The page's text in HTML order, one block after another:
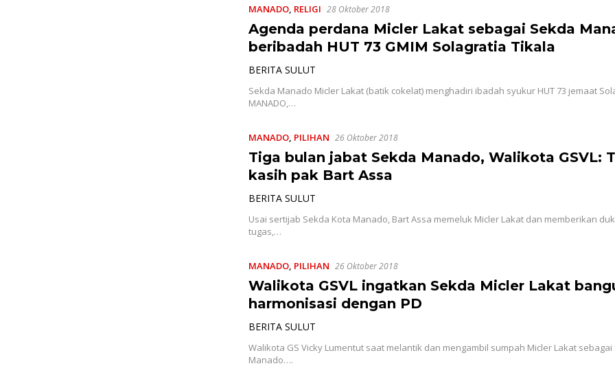
MANADO, RELIGI 28 Oktober 2018
Agenda perdana Micler Lakat sebagai Sekda
beribadah HUT 73 GMIM Solagratia Tikala
BERITA SULUT
Sekda Manado Micler Lakat (batik cokelat) menghadiri ibadah syukur HUT 73 jemaat
MANADO,…
MANADO, PILIHAN 26 Oktober 2018
Tiga bulan jabat Sekda Manado, Walikota GSVL:
kasih pak Bart Assa
BERITA SULUT
Usai sertijab Sekda Kota Manado, Bart Assa memeluk Micler Lakat dan memberikan
tugas,…
MANADO, PILIHAN 26 Oktober 2018
Walikota GSVL ingatkan Sekda Micler Lakat
harmonisasi dengan PD
BERITA SULUT
Walikota GS Vicky Lumentut saat melantik dan mengambil sumpah Micler Lakat sebagai
Manado….